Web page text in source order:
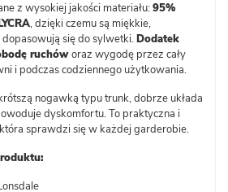
z wysokiej jakości materiału:95%
, dzięki czemu są miękkie,
się do sylwetki.Dodatek
ruchóworaz wygodę przez cały
i podczas codziennego użytkowania.
nogawką typu trunk, dobrze układa
dyskomfortu. To praktyczna i
sprawdzi się w każdej garderobie.